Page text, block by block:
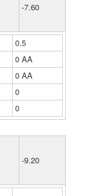
-7.60
0.5
0 ΑΑ
0 ΑΑ
0
0
-9.20